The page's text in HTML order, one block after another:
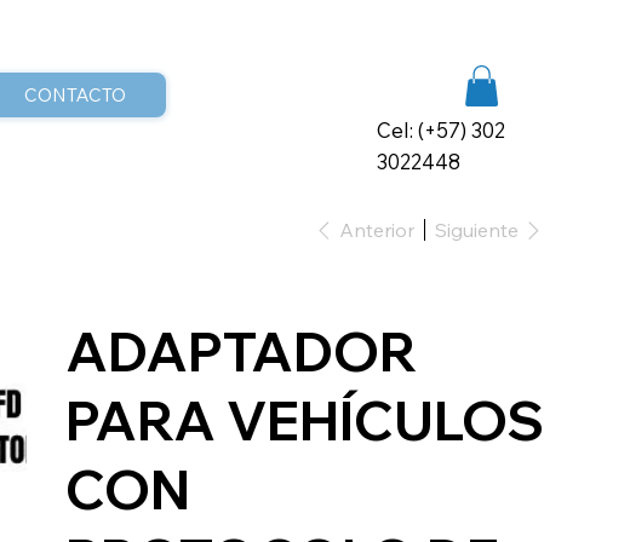
CONTACTO
Cel: (+57) 302
3022448
Anterior Siguiente
ADAPTADOR
PARA VEHÍCULOS
CON